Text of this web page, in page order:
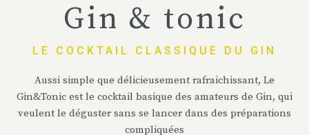
Gin & tonic
LE COCKTAIL CLASSIQUE DU GIN
Aussi simple que délicieusement rafraichissant, Le
Gin&Tonic est le cocktail basique des amateurs de Gin, qui
veulent le déguster sans se lancer dans des préparations
compliquées